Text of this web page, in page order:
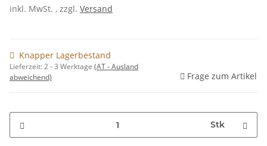
inkl. MwSt. , zzgl. Versand
Knapper Lagerbestand
Lieferzeit:2 - 3 Werktage (AT - Ausland
abweichend)
Frage zum Artikel
Stk